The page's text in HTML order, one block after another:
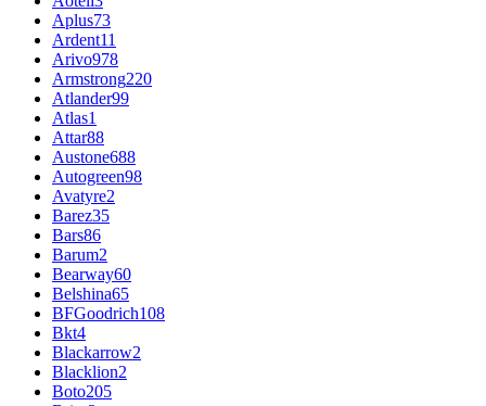
Aplus73
Ardent11
Arivo978
Armstrong220
Atlander99
Atlas1
Attar88
Austone688
Autogreen98
Avatyre2
Barez35
Bars86
Barum2
Bearway60
Belshina65
BFGoodrich108
Bkt4
Blackarrow2
Blacklion2
Boto205